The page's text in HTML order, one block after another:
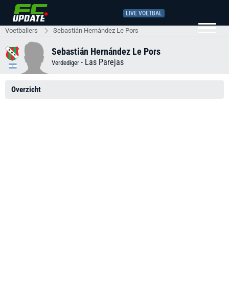
LIVE VOETBAL
Voetballers Sebastián Hernández Le Pors
Sebastián Hernández Le Pors
Verdediger - Las Parejas
Overzicht